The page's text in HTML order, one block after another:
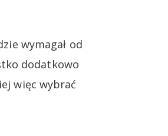
wymagał od
dodatkowo
więc wybrać